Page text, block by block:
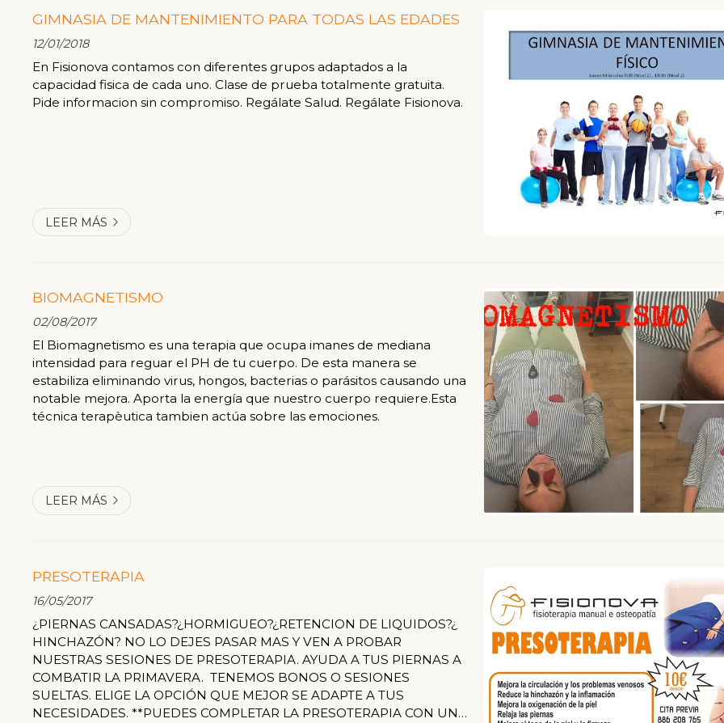
GIMNASIA DE MANTENIMIENTO PARA TODAS LAS EDADES
12/01/2018
En Fisionova contamos con diferentes grupos adaptados a la
capacidad fisica de cada uno. Clase de prueba totalmente gratuita.
Pide informacion sin compromiso. Regálate Salud. Regálate Fisionova.
LEER MÁS
BIOMAGNETISMO
02/08/2017
El Biomagnetismo es una terapia que ocupa imanes de mediana
intensidad para reguar el PH de tu cuerpo. De esta manera se
estabiliza eliminando virus, hongos, bacterias o parásitos causando una
notable mejora. Aporta la energía que nuestro cuerpo requiere.Esta
técnica terapèutica tambien actúa sobre las emociones.
LEER MÁS
PRESOTERAPIA
16/05/2017
¿PIERNAS CANSADAS?¿HORMIGUEO?¿RETENCION DE LIQUIDOS?¿
HINCHAZÓN? NO LO DEJES PASAR MAS Y VEN A PROBAR
NUESTRAS SESIONES DE PRESOTERAPIA. AYUDA A TUS PIERNAS A
COMBATIR LA PRIMAVERA. TENEMOS BONOS O SESIONES
SUELTAS. ELIGE LA OPCIÓN QUE MEJOR SE ADAPTE A TUS
NECESIDADES. **PUEDES COMPLETAR LA PRESOTERAPIA CON UN